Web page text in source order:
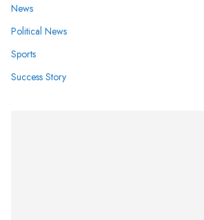
News
Political News
Sports
Success Story